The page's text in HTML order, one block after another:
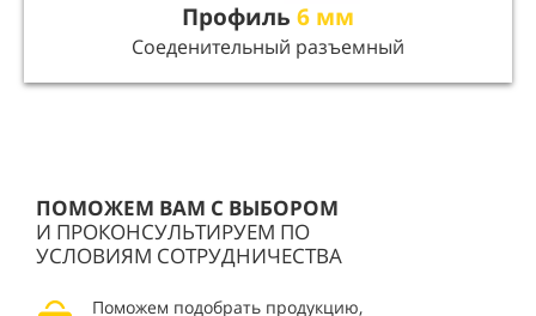
Профиль 6 мм
Соеденительный разъемный
ПОМОЖЕМ ВАМ С ВЫБОРОМ
И ПРОКОНСУЛЬТИРУЕМ ПО
УСЛОВИЯМ СОТРУДНИЧЕСТВА
Поможем подобрать продукцию,